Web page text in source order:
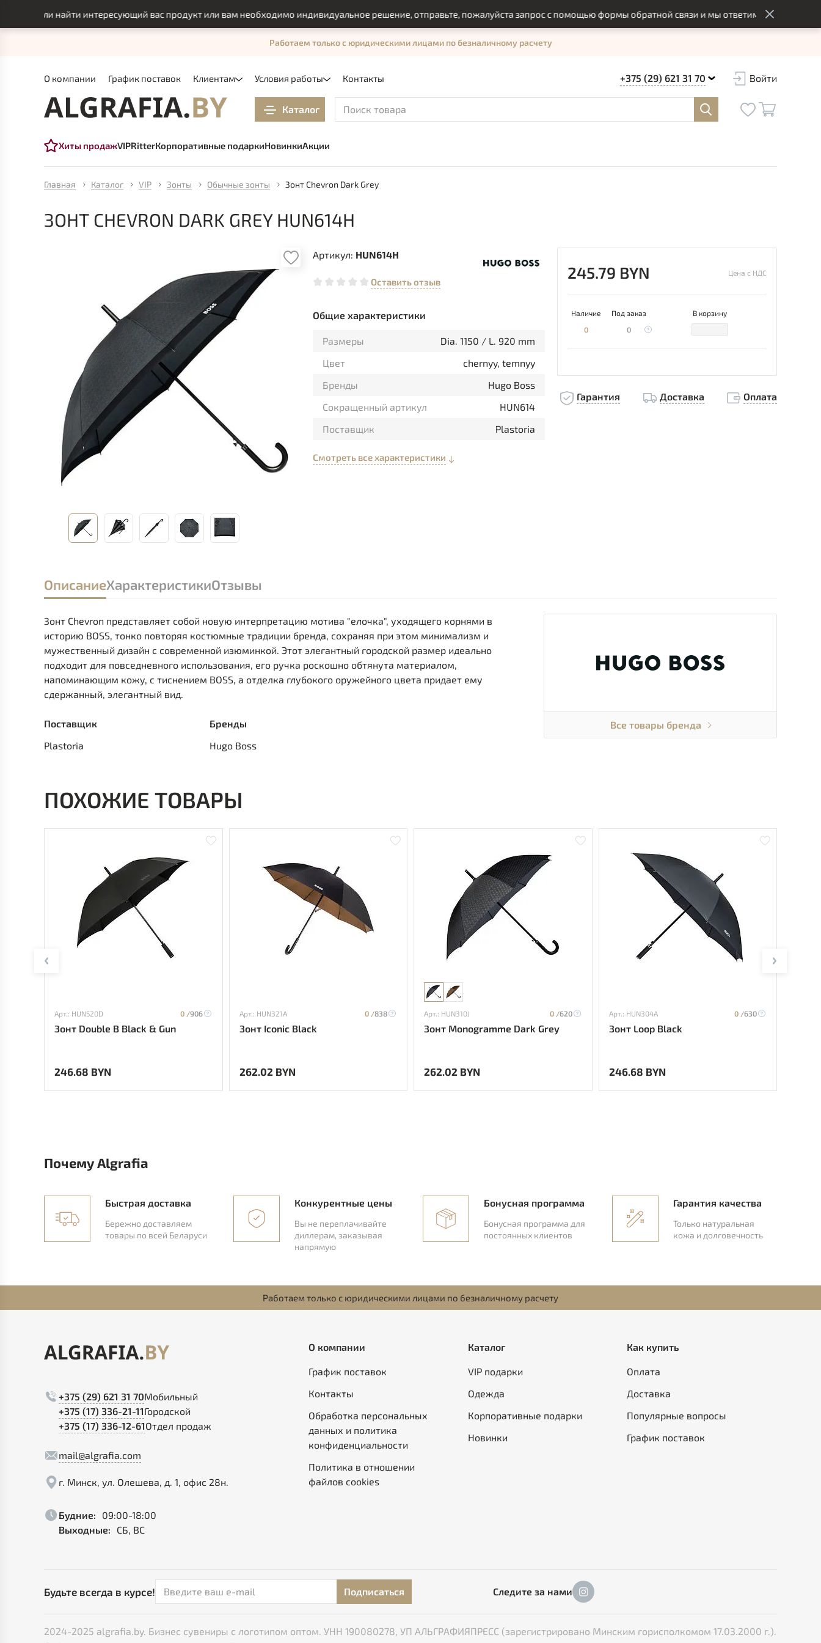
найти интересующий вас продукт или вам необходимо индивидуальное решение, отправьте, пожалуйста запрос с помощью формы обратной связи и мы ответим вам в оптимальный
О компании График поставок Клиентам Условия работы Контакты
Работаем только с юридическими лицами по безналичному расчету
+375 (29) 621 31 70 Войти
Каталог
Хиты продажVIPRitterКорпоративные подаркиНовинкиАкции
Главная Каталог VIP Зонты Обычные зонты Зонт Chevron Dark Grey
ЗОНТ CHEVRON DARK GREY HUN614H
Артикул: HUN614H
Оставить отзыв
Общие характеристики
Размеры
Dia. 1150 / L. 920 mm
Цвет
chernyy, temnyy
Бренды
Hugo Boss
Сокращенный артикул
HUN614
Поставщик
Plastoria
Смотреть все характеристики
245.79 BYN Цена с НДС
Наличие Под заказ
В корзину
0
0
Гарантия Доставка Оплата
ОписаниеХарактеристикиОтзывы
Зонт Chevron представляет собой новую интерпретацию мотива "елочка", уходящего корнями в
историю BOSS, тонко повторяя костюмные традиции бренда, сохраняя при этом минимализм и
мужественный дизайн с современной изюминкой. Этот элегантный городской размер идеально
подходит для повседневного использования, его ручка роскошно обтянута материалом,
напоминающим кожу, с тиснением BOSS, а отделка глубокого оружейного цвета придает ему
сдержанный, элегантный вид.
Поставщик
Plastoria
Бренды
Hugo Boss
Все товары бренда
ПОХОЖИЕ ТОВАРЫ
Арт.: HUN520D 0 /906
Зонт Double B Black & Gun
246.68 BYN
Арт.: HUN321A 0 /838
Зонт Iconic Black
262.02 BYN
Арт.: HUN310J 0 /620
Зонт Monogramme Dark Grey
262.02 BYN
Арт.: HUN304A 0 /630
Зонт Loop Black
246.68 BYN
Почему Algrafia
Быстрая доставка
Бережно доставляем
товары по всей Беларуси
Конкурентные цены
Вы не переплачивайте
диллерам, заказывая
напрямую
Бонусная программа
Бонусная программа для
постоянных клиентов
Гарантия качества
Только натуральная
кожа и долговечность
Работаем только с юридическими лицами по безналичному расчету
+375 (29) 621 31 70Мобильный
+375 (17) 336-21-11Городской
+375 (17) 336-12-61Отдел продаж
mail@algrafia.com
г. Минск, ул. Олешева, д. 1, офис 28н.
Будние:
09:00-18:00
Выходные:
СБ, ВС
О компании
График поставок
Контакты
Обработка персональных
данных и политика
конфиденциальности
Политика в отношении
файлов cookies
Каталог
VIP подарки
Одежда
Корпоративные подарки
Новинки
Как купить
Оплата
Доставка
Популярные вопросы
График поставок
Будьте всегда в курсе! Подписаться Следите за нами
2024-2025 algrafia.by. Бизнес сувениры с логотипом оптом. УНН 190080278, УП АЛЬГРАФИЯПРЕСС (зарегистрировано Минским горисполкомом 17.03.2000 г.).